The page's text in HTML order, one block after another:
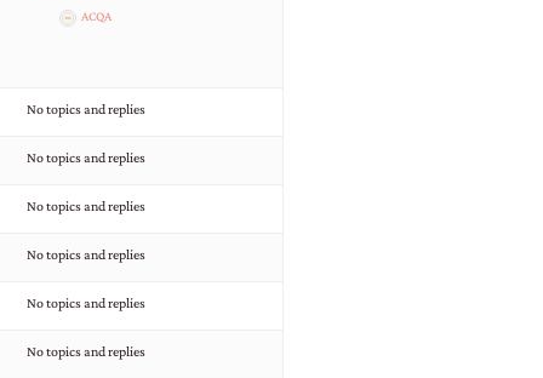
ACQA
No topics and replies
No topics and replies
No topics and replies
No topics and replies
No topics and replies
No topics and replies